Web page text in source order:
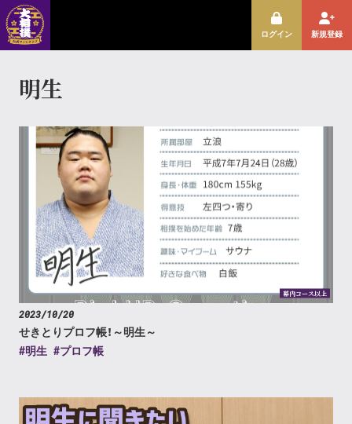
ログイン 新規登録
明生
幕内コース以上
2023/10/20
せきとりプロフ帳！～明生～
#明生 #プロフ帳